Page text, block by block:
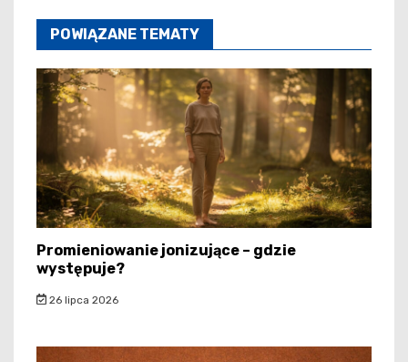
POWIĄZANE TEMATY
Promieniowanie jonizujące – gdzie
występuje?
26 lipca 2026